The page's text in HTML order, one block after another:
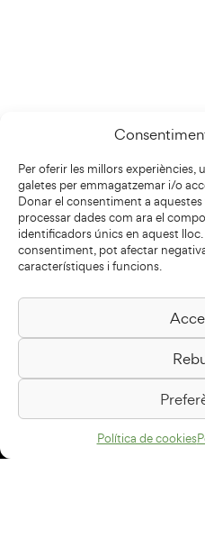
Per oferir les millors
galetes per emmagatzemar i/o
Donar el consentiment a
processar dades com ara el
identificadors únics en aquest
consentiment, pot afectar
característiques i funcions.
Política de cookies
Biblioteca Pilarin
Passeig de la Generalitat,
08500 Vic